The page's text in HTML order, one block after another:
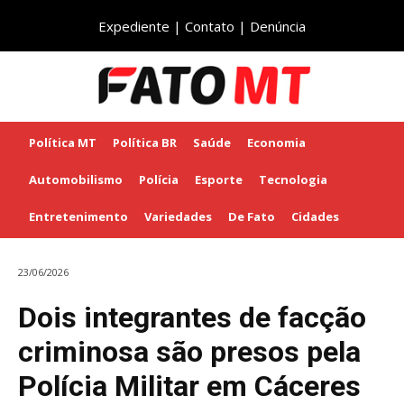
Expediente | Contato | Denúncia
Política MT Política BR Saúde Economia
Automobilismo Polícia Esporte Tecnologia
Entretenimento Variedades De Fato Cidades
23/06/2026
Dois integrantes de facção
criminosa são presos pela
Polícia Militar em Cáceres